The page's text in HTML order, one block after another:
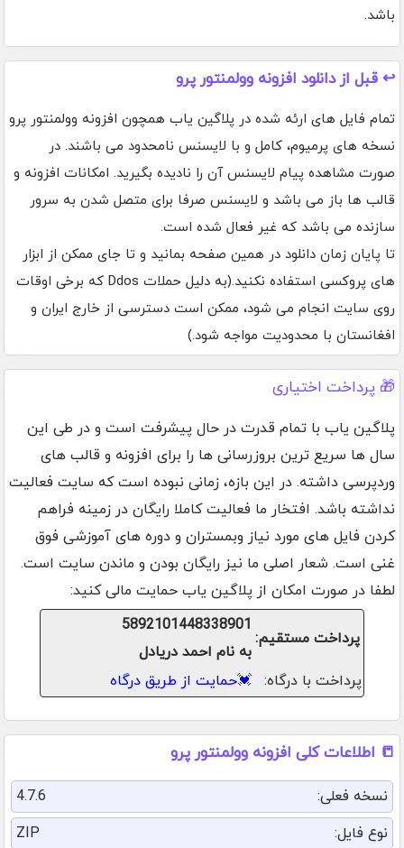
باشد.
↩️ قبل از دانلود افزونه وولمنتور پرو
تمام فایل های ارئه شده در پلاگین یاب همچون افزونه وولمنتور پرو
نسخه های پرمیوم، کامل و با لایسنس نامحدود می باشند. در
صورت مشاهده پیام لایسنس آن را نادیده بگیرید. امکانات افزونه و
قالب ها باز می باشد و لایسنس صرفا برای متصل شدن به سرور
سازنده می باشد که غیر فعال شده است.
تا پایان زمان دانلود در همین صفحه بمانید و تا جای ممکن از ابزار
های پروکسی استفاده نکنید.(به دلیل حملات Ddos که برخی اوقات
روی سایت انجام می شود، ممکن است دسترسی از خارج ایران و
افغانستان با محدودیت مواجه شود.)
🎁 پرداخت اختیاری
پلاگین یاب با تمام قدرت در حال پیشرفت است و در طی این
سال ها سریع ترین بروزرسانی ها را برای افزونه و قالب های
وردپرسی داشته. در این بازه، زمانی نبوده است که سایت فعالیت
نداشته باشد. افتخار ما فعالیت کاملا رایگان در زمینه فراهم
کردن فایل های مورد نیاز وبمستران و دوره های آموزشی فوق
غنی است. شعار اصلی ما نیز رایگان بودن و ماندن سایت است.
لطفا در صورت امکان از پلاگین یاب حمایت مالی کنید:
پرداخت مستقیم:
5892101448338901
به نام احمد دریادل
پرداخت با درگاه:
💓حمایت از طریق درگاه
📒 اطلاعات کلی افزونه وولمنتور پرو
نسخه فعلی:
4.7.6
نوع فایل:
ZIP